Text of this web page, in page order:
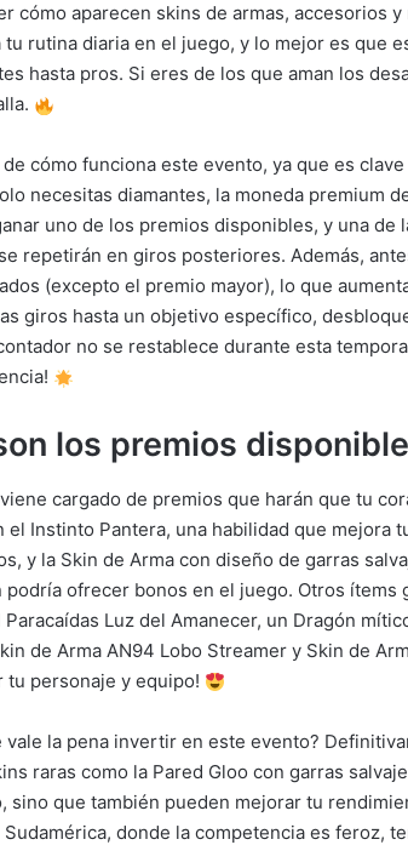
cómo aparecen skins de armas, accesorios
tu rutina diaria en el juego, y lo mejor es que
hasta pros. Si eres de los que aman los
cómo funciona este evento, ya que es
necesitas diamantes, la moneda premium
uno de los premios disponibles, y una de
repetirán en giros posteriores. Además,
(excepto el premio mayor), lo que
giros hasta un objetivo específico,
no se restablece durante esta
los premios
cargado de premios que harán que tu
el Instinto Pantera, una habilidad que mejora
y la Skin de Arma con diseño de garras
podría ofrecer bonos en el juego. Otros ítems
Paracaídas Luz del Amanecer, un Dragón
de Arma AN94 Lobo Streamer y Skin de
tu personaje y equipo!
vale la pena invertir en este evento?
raras como la Pared Gloo con garras
sino que también pueden mejorar tu
donde la competencia es feroz,